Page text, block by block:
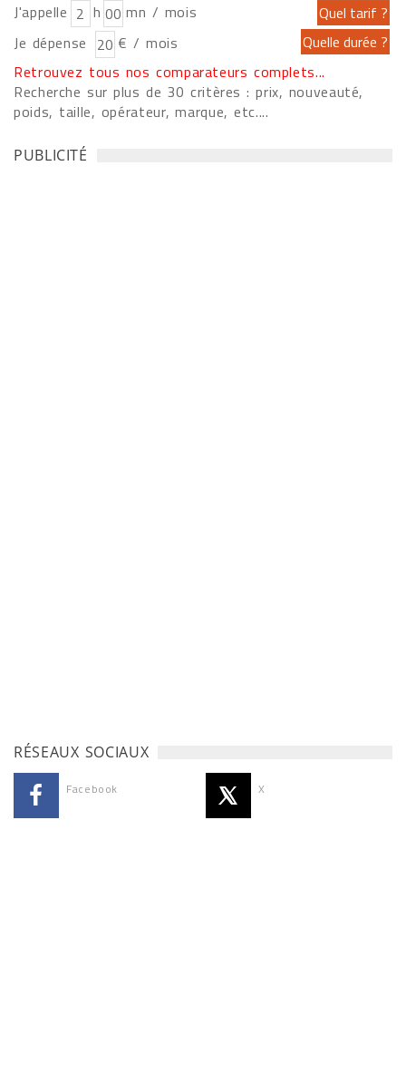
J'appelle h
mn / mois
Je dépense
€ / mois
Retrouvez tous nos comparateurs complets...
Recherche sur plus de 30 critères : prix, nouveauté,
poids, taille, opérateur, marque, etc....
PUBLICITÉ
RÉSEAUX SOCIAUX
Facebook X